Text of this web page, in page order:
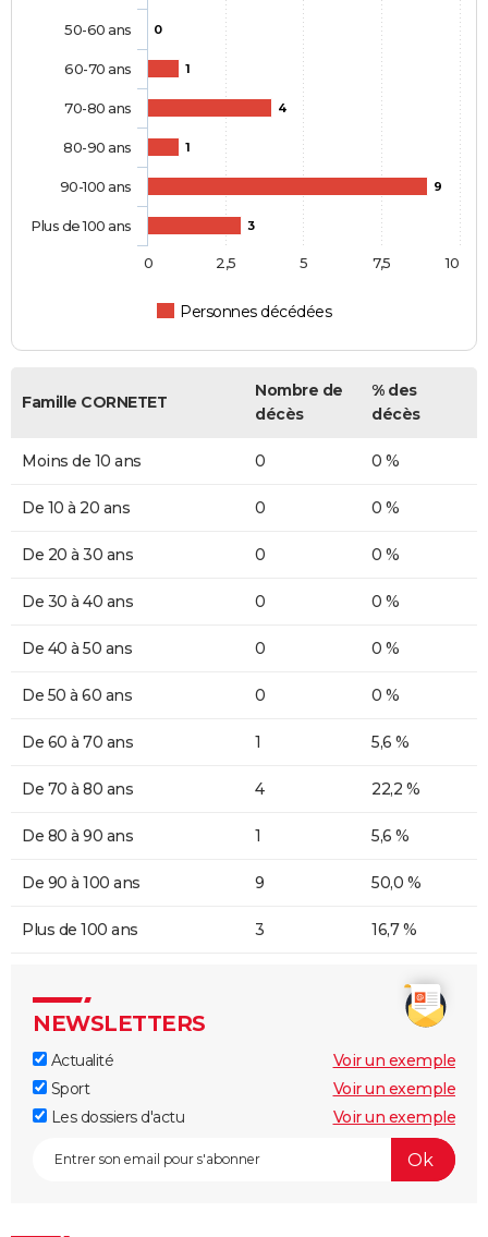
0
1
4
1
9
3
Personnes décédées
50-60 ans
60-70 ans
70-80 ans
80-90 ans
90-100 ans
Plus de 100 ans
0 10
2,5 5 7,5
Famille CORNETET
Nombre de
décès
% des
décès
Moins de 10 ans 0 0 %
De 10 à 20 ans 0 0 %
De 20 à 30 ans 0 0 %
De 30 à 40 ans 0 0 %
De 40 à 50 ans 0 0 %
De 50 à 60 ans 0 0 %
De 60 à 70 ans 1 5,6 %
De 70 à 80 ans 4 22,2 %
De 80 à 90 ans 1 5,6 %
De 90 à 100 ans 9 50,0 %
Plus de 100 ans 3 16,7 %
NEWSLETTERS
Actualité
Voir un exemple
Sport
Voir un exemple
Les dossiers d'actu
Voir un exemple